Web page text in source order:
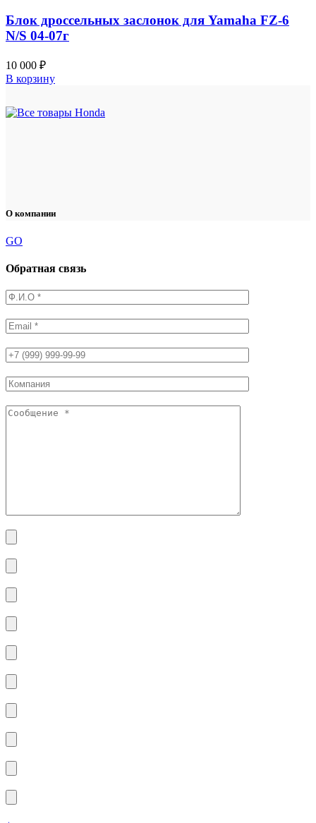
Блок дроссельных заслонок для Yamaha FZ-6
N/S 04-07г
10 000 ₽
В корзину
О компании
GO
Обратная связь